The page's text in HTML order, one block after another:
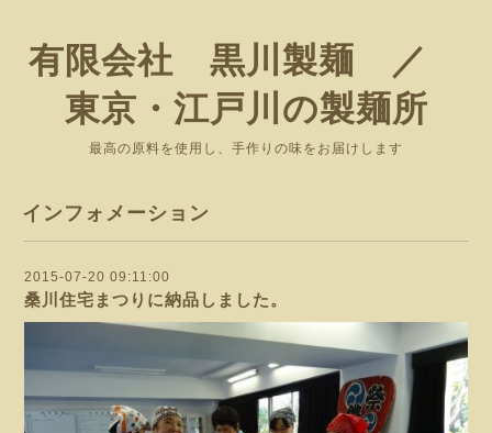
有限会社 黒川製麺 ／
東京・江戸川の製麺所
最高の原料を使用し、手作りの味をお届けします
インフォメーション
2015-07-20 09:11:00
桑川住宅まつりに納品しました。